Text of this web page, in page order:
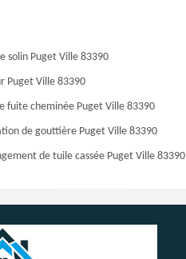
solin Puget Ville 83390
Puget Ville 83390
fuite cheminée Puget Ville 83390
de gouttière Puget Ville 83390
de tuile cassée Puget Ville 83390